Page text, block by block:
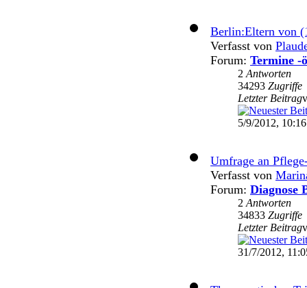
Berlin:Eltern von
Verfasst von
Forum: Termine -
2 Antworten
34293 Zugriffe
Letzter Beitrag
5/9/2012, 10:16
Umfrage an
Verfasst von
Forum: Diagnose
2 Antworten
34833 Zugriffe
Letzter Beitrag
31/7/2012,